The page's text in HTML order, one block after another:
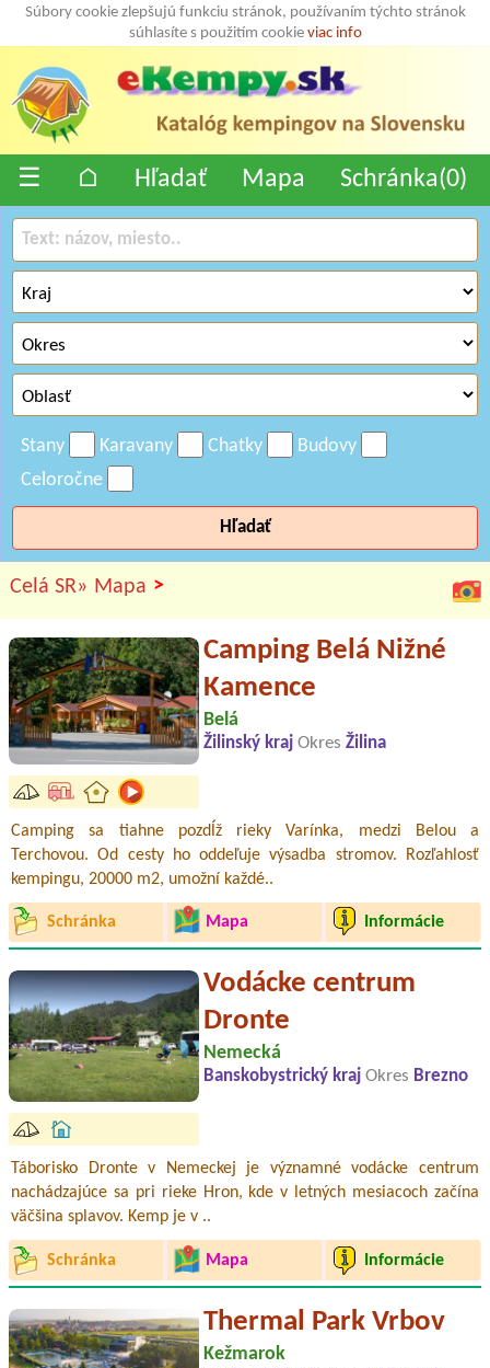
Súbory cookie zlepšujú funkciu stránok, používaním týchto stránok
súhlasíte s použitím cookie viac info
☰ ⌂ Hľadať Mapa Schránka(0)
Stany Karavany Chatky
Budovy
Celoročne
Hľadať
Celá SR» Mapa >
Camping Belá Nižné
Kamence
Belá
Žilinský kraj Okres Žilina
Camping sa tiahne pozdĺž rieky Varínka, medzi Belou a
Terchovou. Od cesty ho oddeľuje výsadba stromov. Rozľahlosť
kempingu, 20000 m2, umožní každé..
Schránka Mapa Informácie
Vodácke centrum
Dronte
Nemecká
Banskobystrický kraj Okres Brezno
Táborisko Dronte v Nemeckej je významné vodácke centrum
nachádzajúce sa pri rieke Hron, kde v letných mesiacoch začína
väčšina splavov. Kemp je v ..
Schránka Mapa Informácie
Thermal Park Vrbov
Kežmarok